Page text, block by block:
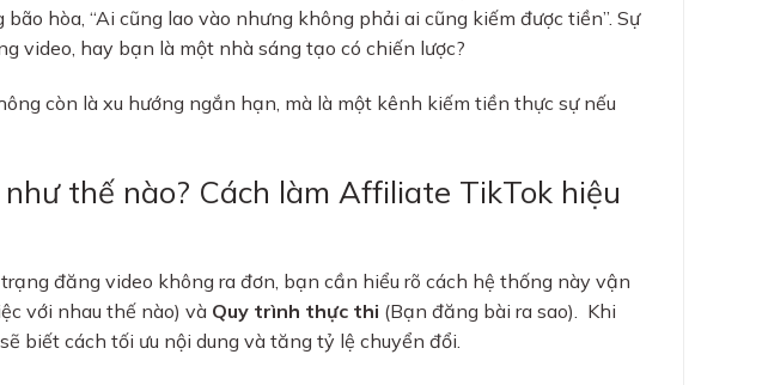
hòa, “Ai cũng lao vào nhưng không phải ai cũng kiếm được tiền”. Sự
video, hay bạn là một nhà sáng tạo có chiến lược?
còn là xu hướng ngắn hạn, mà là một kênh kiếm tiền thực sự nếu
thế nào? Cách làm Affiliate TikTok hiệu
đăng video không ra đơn, bạn cần hiểu rõ cách hệ thống này vận
với nhau thế nào) và Quy trình thực thi (Bạn đăng bài ra sao). Khi
biết cách tối ưu nội dung và tăng tỷ lệ chuyển đổi.